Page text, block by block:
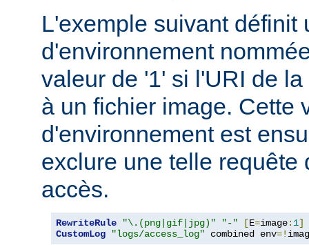
L'exemple suivant définit
d'environnement
valeur de '1' si l'URI de
à un fichier image. Cette
d'environnement est
exclure une telle requête
accès.
RewriteRule "\.(png|gif|jpg)" "-" [E=image: 1]
CustomLog
"logs/access_log" combined env=!